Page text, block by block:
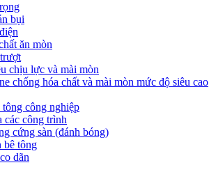
bụi
ăn mòn
chịu lực và mài mòn
chống hóa chất và mài mòn mức độ siêu cao
công nghiệp
các công trình
cứng sàn (đánh bóng)
bê tông
dãn